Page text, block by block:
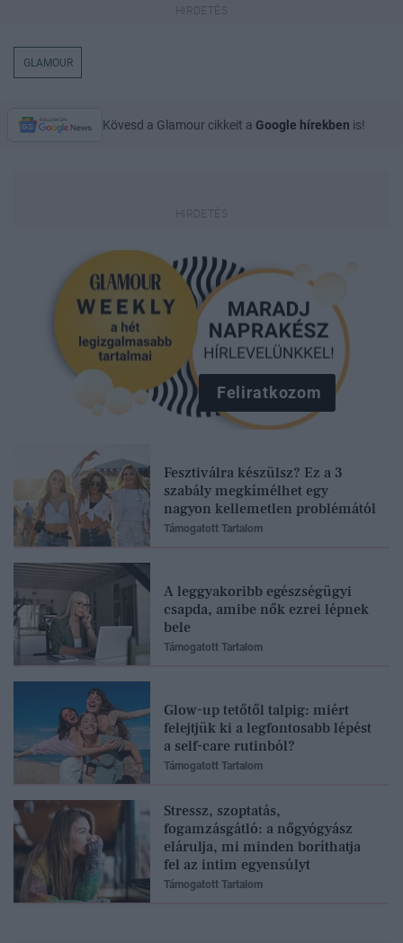
GLAMOUR
Kövesd a Glamour cikkeit a Google hírekben is!
Feliratkozom
Fesztiválra készülsz? Ez a 3
szabály megkímélhet egy
nagyon kellemetlen problémától
Támogatott Tartalom
A leggyakoribb egészségügyi
csapda, amibe nők ezrei lépnek
bele
Támogatott Tartalom
Glow-up tetőtől talpig: miért
felejtjük ki a legfontosabb lépést
a self-care rutinból?
Támogatott Tartalom
Stressz, szoptatás,
fogamzásgátló: a nőgyógyász
elárulja, mi minden boríthatja
fel az intim egyensúlyt
Támogatott Tartalom